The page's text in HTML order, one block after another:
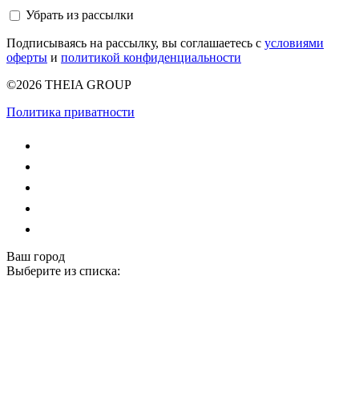
Убрать из рассылки
Подписываясь на рассылку, вы соглашаетесь с условиями
оферты и политикой конфиденциальности
©2026 THEIA GROUP
Политика приватности
Ваш город
Выберите из списка: